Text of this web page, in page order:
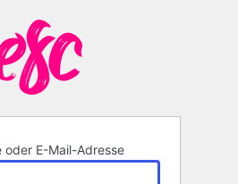
oder E-Mail-Adresse